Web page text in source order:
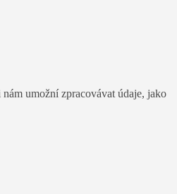
umožní zpracovávat údaje, jako